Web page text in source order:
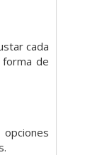
cada
de